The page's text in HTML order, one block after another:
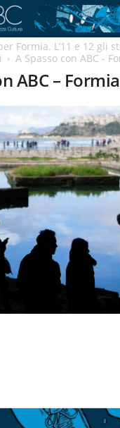
Formia. L’11 e 12 gli
A Spasso con ABC -
ABC –